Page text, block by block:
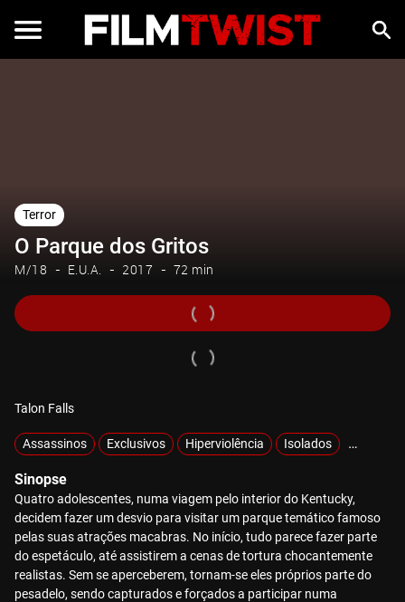
Terror
O Parque dos Gritos
M/18 E.U.A. 2017 72 min
Talon Falls
Assassinos Exclusivos Hiperviolência Isolados
Sinopse
Quatro adolescentes, numa viagem pelo interior do Kentucky,
decidem fazer um desvio para visitar um parque temático famoso
pelas suas atrações macabras. No início, tudo parece fazer parte
do espetáculo, até assistirem a cenas de tortura chocantemente
realistas. Sem se aperceberem, tornam-se eles próprios parte do
pesadelo, sendo capturados e forçados a participar numa